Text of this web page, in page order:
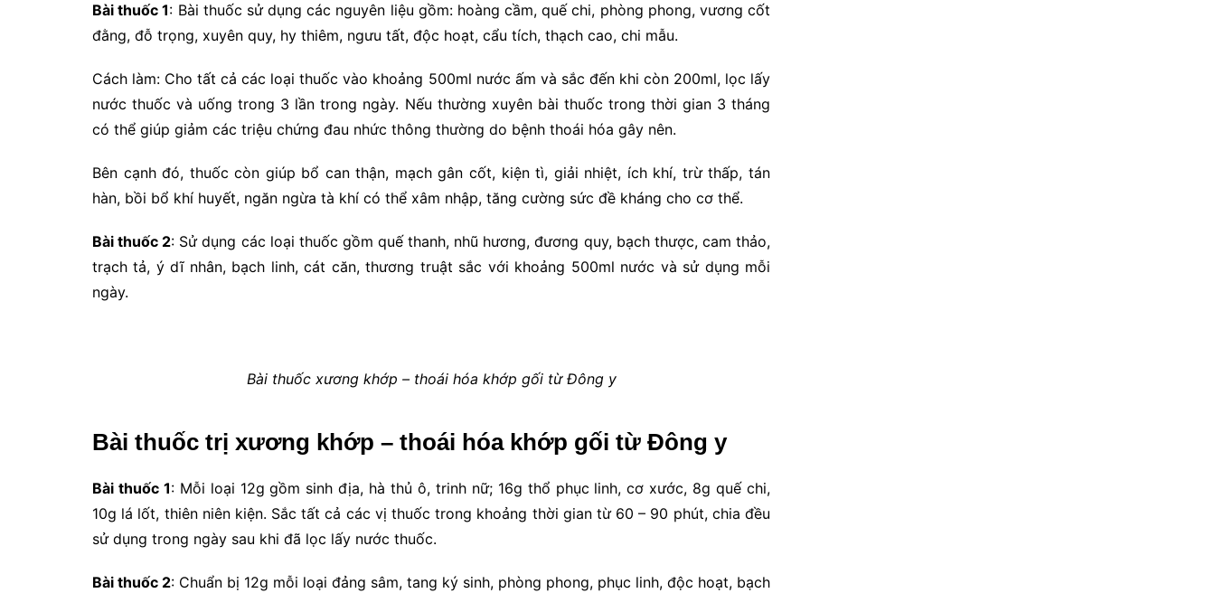
Bài thuốc 1: Bài thuốc sử dụng các nguyên liệu gồm: hoàng cầm, quế chi, phòng phong, vương cốt
đằng, đỗ trọng, xuyên quy, hy thiêm, ngưu tất, độc hoạt, cẩu tích, thạch cao, chi mẫu.
Cách làm: Cho tất cả các loại thuốc vào khoảng 500ml nước ấm và sắc đến khi còn 200ml, lọc lấy
nước thuốc và uống trong 3 lần trong ngày. Nếu thường xuyên bài thuốc trong thời gian 3 tháng
có thể giúp giảm các triệu chứng đau nhức thông thường do bệnh thoái hóa gây nên.
Bên cạnh đó, thuốc còn giúp bổ can thận, mạch gân cốt, kiện tì, giải nhiệt, ích khí, trừ thấp, tán
hàn, bồi bổ khí huyết, ngăn ngừa tà khí có thể xâm nhập, tăng cường sức đề kháng cho cơ thể.
Bài thuốc 2: Sử dụng các loại thuốc gồm quế thanh, nhũ hương, đương quy, bạch thược, cam thảo,
trạch tả, ý dĩ nhân, bạch linh, cát căn, thương truật sắc với khoảng 500ml nước và sử dụng mỗi
ngày.
Bài thuốc xương khớp – thoái hóa khớp gối từ Đông y
Bài thuốc trị xương khớp – thoái hóa khớp gối từ Đông y
Bài thuốc 1: Mỗi loại 12g gồm sinh địa, hà thủ ô, trinh nữ; 16g thổ phục linh, cơ xước, 8g quế chi,
10g lá lốt, thiên niên kiện. Sắc tất cả các vị thuốc trong khoảng thời gian từ 60 – 90 phút, chia đều
sử dụng trong ngày sau khi đã lọc lấy nước thuốc.
Bài thuốc 2: Chuẩn bị 12g mỗi loại đảng sâm, tang ký sinh, phòng phong, phục linh, độc hoạt, bạch